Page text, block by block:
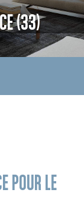
(33)
POUR LE